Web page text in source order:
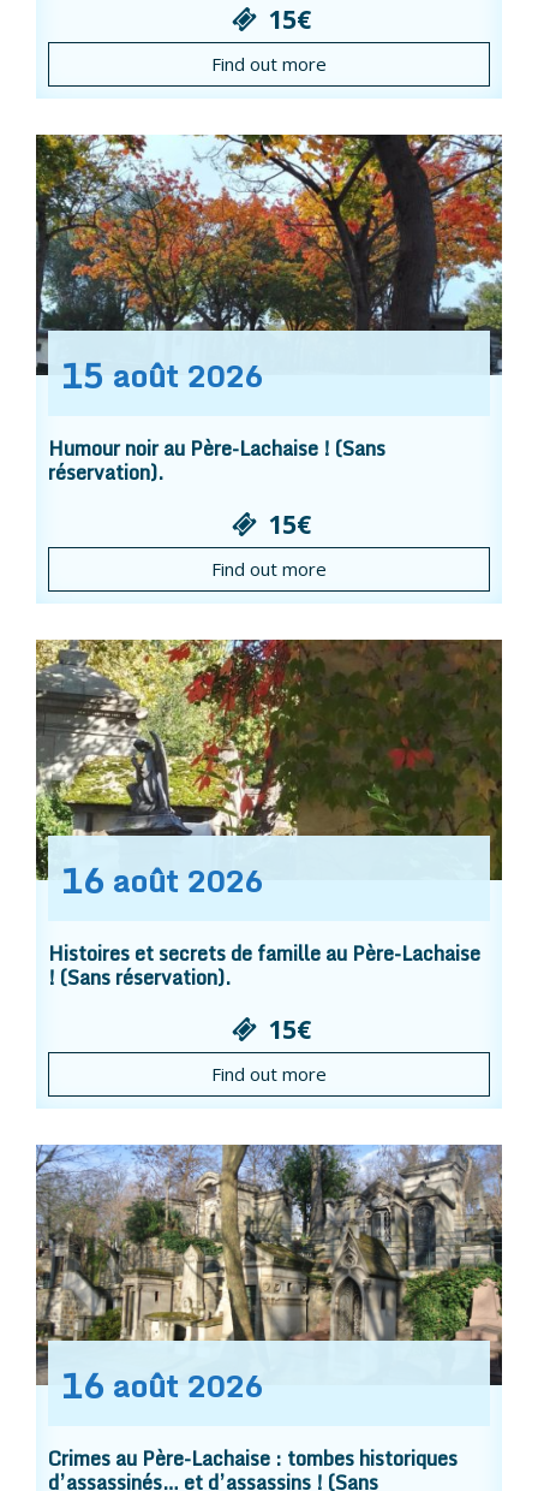
15€
Find out more
15 août 2026
Humour noir au Père-Lachaise ! (Sans
réservation).
15€
Find out more
16 août 2026
Histoires et secrets de famille au Père-Lachaise
! (Sans réservation).
15€
Find out more
16 août 2026
Crimes au Père-Lachaise : tombes historiques
d’assassinés… et d’assassins ! (Sans